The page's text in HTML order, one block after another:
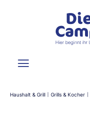
Haushalt & Grill Grills & Kocher